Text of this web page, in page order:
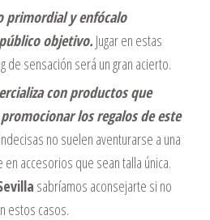
primordial y enfócalo
objetivo.Jugar en estas
de sensación será un gran acierto.
con productos que
los regalos de este
no suelen aventurarse a una
en accesorios que sean talla única.
sabríamos aconsejarte si no
estos casos.